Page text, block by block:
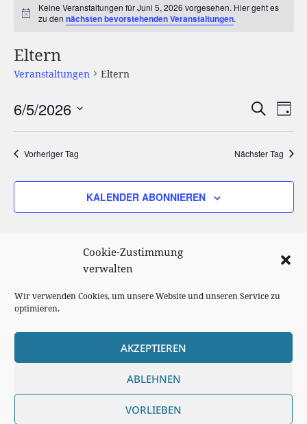
Cookie-Zustimmung
verwalten
Wir verwenden Cookies, um unsere Website und unseren Service zu
optimieren.
AKZEPTIEREN
ABLEHNEN
VORLIEBEN
Hinweis
Keine Veranstaltungen für Juni 5, 2026 vorgesehen. Hier geht es
zu den nächsten bevorstehenden Veranstaltungen.
Eltern
Veranstaltungen Eltern
SUCHE
TAG
6/5/2026
Vorheriger Tag Nächster Tag
KALENDER ABONNIEREN
Impressum